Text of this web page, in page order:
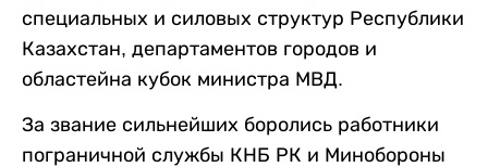
специальных и силовых структур Республики
Казахстан, департаментов городов и
областейна кубок министра МВД.
За звание сильнейших боролись работники
пограничной службы КНБ РК и Минобороны